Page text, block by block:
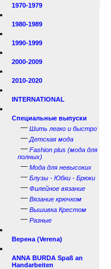
1970-1979
1980-1989
1990-1999
2000-2009
2010-2020
INTERNATIONAL
Специальные выпуски
— Шить легко и быстро
— Детская мода
— Fashion plus (мода для
полных)
— Мода для невысоких
— Блузы - Юбки - Брюки
— Филейное вязание
— Вязание крючком
— Вышивка Крестом
— Разные
Верена (Verena)
ANNA BURDA Spaß an
Handarbeiten